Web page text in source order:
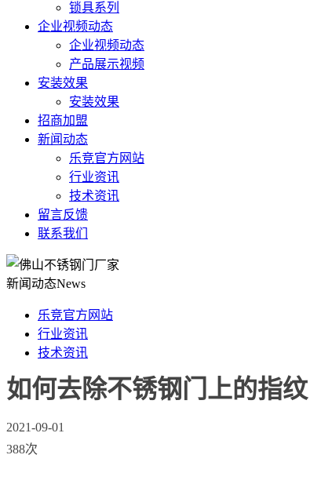
锁具系列
企业视频动态
企业视频动态
产品展示视频
安装效果
安装效果
招商加盟
新闻动态
乐竞官方网站
行业资讯
技术资讯
留言反馈
联系我们
新闻动态News
乐竞官方网站
行业资讯
技术资讯
如何去除不锈钢门上的指纹
2021-09-01
388次